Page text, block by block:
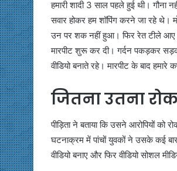
हमारी शादी 3 साल पहले हुई थी। गौना
सवार होकर हम शॉपिंग करने जा रहे थे।
उन पर शक नहीं हुआ। फिर रेत टीले आए
मारपीट शुरू कर दी। गर्दन पकड़कर सड़क
वीडियो बनाते रहे। मारपीट के बाद
जितना उतना
पीड़िता ने बताया कि उसने आरोपियों को
घटनाक्रम में पांचों युवकों ने उसके कई
वीडियो बनाए और फिर वीडियो सोशल